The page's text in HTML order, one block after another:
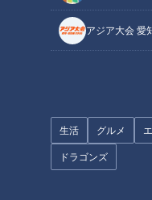
アジア大会 愛
生活 グルメ
ドラゴンズ